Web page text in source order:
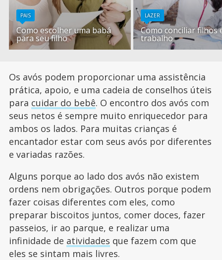
PAIS
Como escolher uma babá
para seu filho
LAZER
Como conciliar filhos
trabalho
Os avós podem proporcionar uma assistência
prática, apoio, e uma cadeia de conselhos úteis
para cuidar do bebê. O encontro dos avós com
seus netos é sempre muito enriquecedor para
ambos os lados. Para muitas crianças é
encantador estar com seus avós por diferentes
e variadas razões.
Alguns porque ao lado dos avós não existem
ordens nem obrigações. Outros porque podem
fazer coisas diferentes com eles, como
preparar biscoitos juntos, comer doces, fazer
passeios, ir ao parque, e realizar uma
infinidade de atividades que fazem com que
eles se sintam mais livres.